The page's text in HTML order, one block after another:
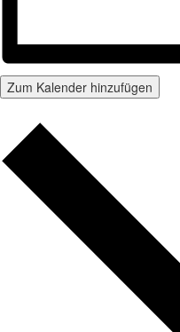
Zum Kalender hinzufügen